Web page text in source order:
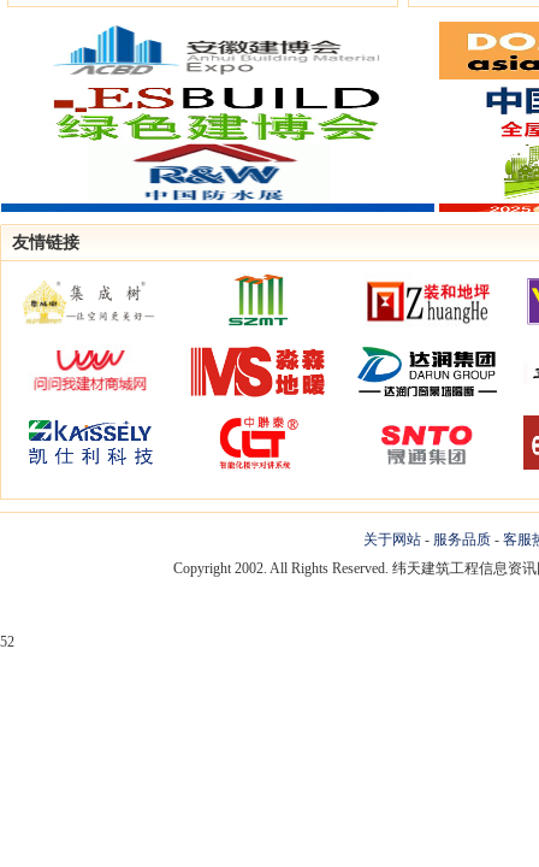
友情链接
关于网站 - 服务品质 - 客服
Copyright 2002. All Rights Reserved. 纬天建筑工程信息资
52